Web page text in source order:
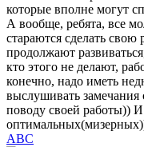
которые вполне могут
А вообще, ребята, все
стараются сделать свою
продолжают
кто этого не делают,
конечно, надо иметь
выслушивать
поводу своей работы))
АВС